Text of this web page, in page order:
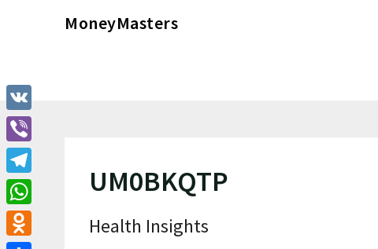
MoneyMasters
UM0BKQTP
Health Insights
VK
Viber
Telegram
WhatsApp